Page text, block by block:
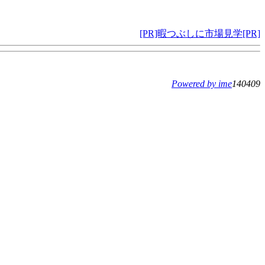
[PR]暇つぶしに市場見学[PR]
Powered by ime140409